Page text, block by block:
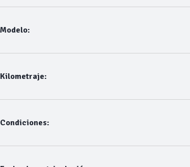
Modelo:
Kilometraje:
Condiciones: